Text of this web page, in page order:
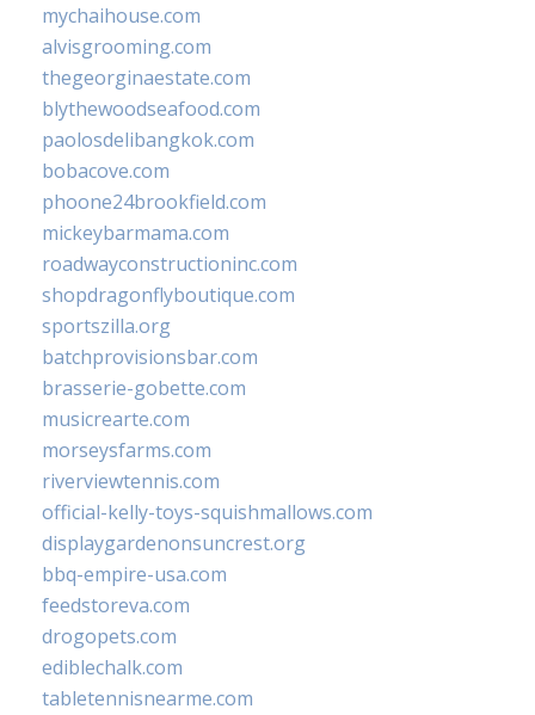
mychaihouse.com
alvisgrooming.com
thegeorginaestate.com
blythewoodseafood.com
paolosdelibangkok.com
bobacove.com
phoone24brookfield.com
mickeybarmama.com
roadwayconstructioninc.com
shopdragonflyboutique.com
sportszilla.org
batchprovisionsbar.com
brasserie-gobette.com
musicrearte.com
morseysfarms.com
riverviewtennis.com
official-kelly-toys-squishmallows.com
displaygardenonsuncrest.org
bbq-empire-usa.com
feedstoreva.com
drogopets.com
ediblechalk.com
tabletennisnearme.com